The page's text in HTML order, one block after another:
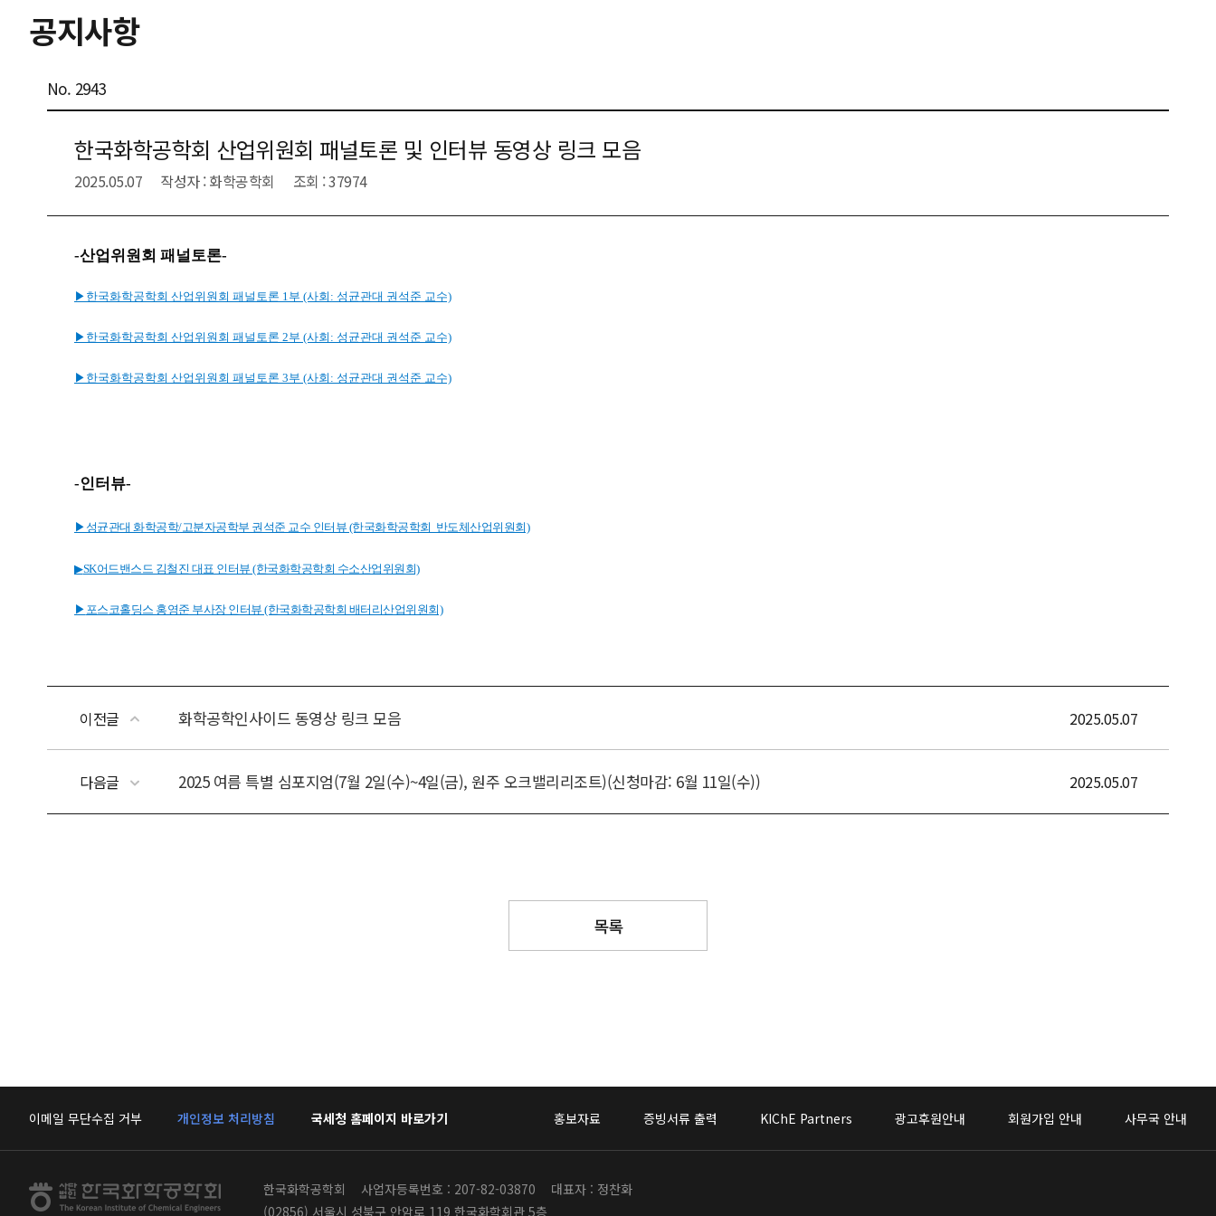
공지사항
No. 2943
한국화학공학회 산업위원회 패널토론 및 인터뷰 동영상 링크 모음
2025.05.07 작성자 : 화학공학회 조회 : 37974
이전글 화학공학인사이드 동영상 링크 모음 2025.05.07
다음글 2025 여름 특별 심포지엄(7월 2일(수)~4일(금), 원주 오크밸리리조트)(신청마감: 6월 11일(수)) 2025.05.07
목록
이메일 무단수집 거부 개인정보 처리방침 국세청 홈페이지 바로가기 홍보자료 증빙서류 출력 KIChE Partners 광고후원안내 회원가입 안내 사무국 안내
한국화학공학회 사업자등록번호 : 207-82-03870
대표자 : 정찬화
(02856) 서울시 성북구 안암로 119 한국화학회관 5층